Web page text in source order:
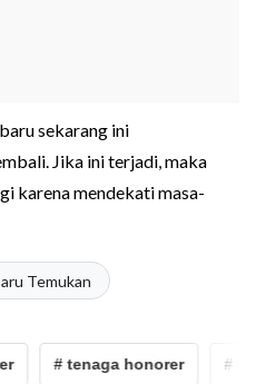
sekarang ini
Jika ini terjadi, maka
karena mendekati masa-
Temukan
# tenaga honorer #